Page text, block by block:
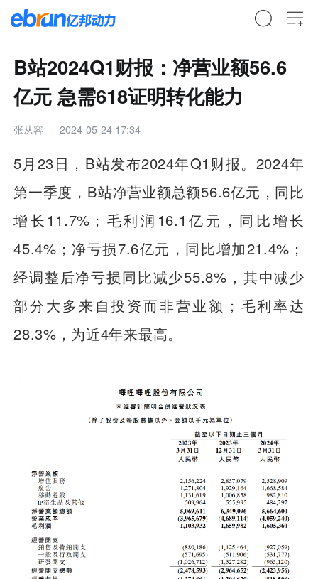
B站2024Q1财报：净营业额56.6
亿元 急需618证明转化能力
张从容 2024-05-24 17:34
5月23日，B站发布2024年Q1财报。2024年
第一季度，B站净营业额总额56.6亿元，同比
增长11.7%；毛利润16.1亿元，同比增长
45.4%；净亏损7.6亿元，同比增加21.4%；
经调整后净亏损同比减少55.8%，其中减少
部分大多来自投资而非营业额；毛利率达
28.3%，为近4年来最高。